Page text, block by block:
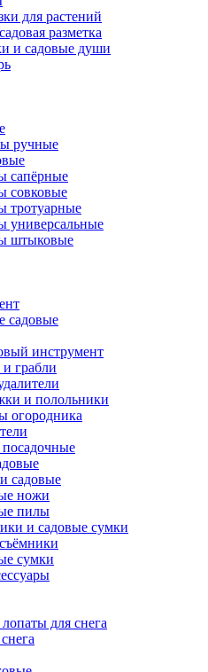
для растений
разметка
и садовые души
ручные
сапёрные
совковые
тротуарные
универсальные
штыковые
садовые
инструмент
грабли
и полольники
огородника
садовые
ножи
пилы
и садовые сумки
сумки
для снега